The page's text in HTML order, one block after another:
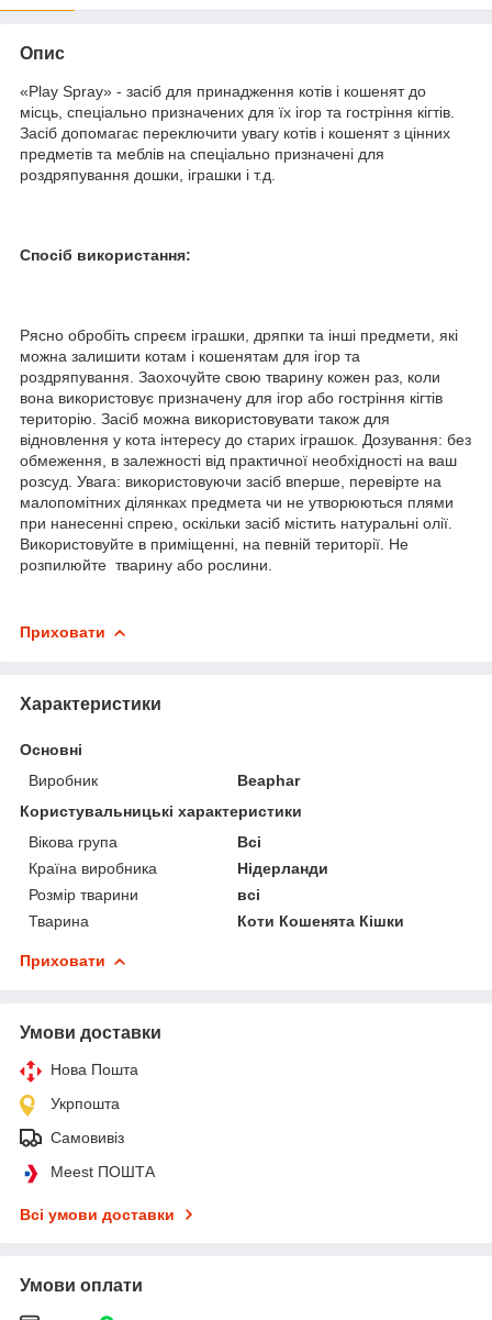
Опис
«Play Spray» - засіб для принадження котів і кошенят до
місць, спеціально призначених для їх ігор та гостріння кігтів.
Засіб допомагає переключити увагу котів і кошенят з цінних
предметів та меблів на спеціально призначені для
роздряпування дошки, іграшки і т.д.
Спосіб використання:
Рясно обробіть спреєм іграшки, дряпки та інші предмети, які
можна залишити котам і кошенятам для ігор та
роздряпування. Заохочуйте свою тварину кожен раз, коли
вона використовує призначену для ігор або гостріння кігтів
територію. Засіб можна використовувати також для
відновлення у кота інтересу до старих іграшок. Дозування: без
обмеження, в залежності від практичної необхідності на ваш
розсуд. Увага: використовуючи засіб вперше, перевірте на
малопомітних ділянках предмета чи не утворюються плями
при нанесенні спрею, оскільки засіб містить натуральні олії.
Використовуйте в приміщенні, на певній території. Не
розпилюйте тварину або рослини.
Приховати
Характеристики
Основні
Виробник
Beaphar
Користувальницькі характеристики
Вікова група
Всі
Країна виробника
Нідерланди
Розмір тварини
всі
Тварина
Коти Кошенята Кішки
Приховати
Умови доставки
Нова Пошта
Укрпошта
Самовивіз
Meest ПОШТА
Всі умови доставки
Умови оплати